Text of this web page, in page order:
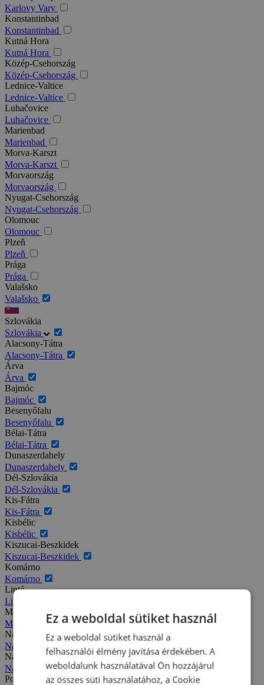
Karlovy Vary
Konstantinbad
Konstantinbad
Kutná Hora
Kutná Hora
Közép-Csehország
Közép-Csehország
Lednice-Valtice
Lednice-Valtice
Luhačovice
Luhačovice
Marienbad
Marienbad
Morva-Karszt
Morva-Karszt
Morvaország
Morvaország
Nyugat-Csehország
Nyugat-Csehország
Olomouc
Olomouc
Plzeň
Plzeň
Prága
Prága
Valašsko
Valašsko
Szlovákia
Szlovákia
Alacsony-Tátra
Alacsony-Tátra
Árva
Árva
Bajmóc
Bajmóc
Besenyőfalu
Besenyőfalu
Bélai-Tátra
Bélai-Tátra
Dunaszerdahely
Dunaszerdahely
Dél-Szlovákia
Dél-Szlovákia
Kis-Fátra
Kis-Fátra
Kisbélic
Kisbélic
Kiszucai-Beszkidek
Kiszucai-Beszkidek
Komárno
Komárno
Liptó
Liptó
Magas-Tátra
Magas-Tátra
Nagy-Fátra
Nagy-Fátra
Nagymegyer
Nagymegyer
Podhajska
Ez a weboldal sütiket használ
Ez a weboldal sütiket használ a
felhasználói élmény javítása érdekében. A
weboldalunk használatával Ön hozzájárul
az összes süti használatához, a Cookie